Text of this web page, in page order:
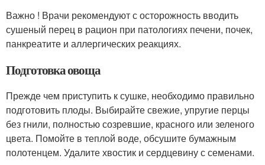
Важно ! Врачи рекомендуют с осторожность вводить
сушеный перец в рацион при патологиях печени, почек,
панкреатите и аллергических реакциях.
Подготовка овоща
Прежде чем приступить к сушке, необходимо правильно
подготовить плоды. Выбирайте свежие, упругие перцы
без гнили, полностью созревшие, красного или зеленого
цвета. Помойте в теплой воде, обсушите бумажным
полотенцем. Удалите хвостик и сердцевину с семенами.